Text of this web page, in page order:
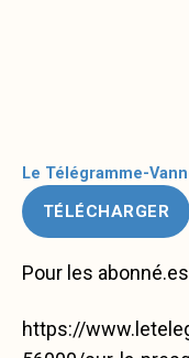
Le Télégramme-
TÉLÉCHARGER
Pour les
https://